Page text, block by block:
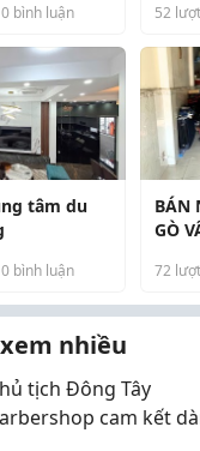
gian linh
đi làm khá
0 bình luận 52
tâm du
0 bình luận
BÁN
GÒ
CÓ
72
nhiều
tịch Đông Tây
cam kết